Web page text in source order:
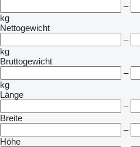
–
kg
Nettogewicht
–
kg
Bruttogewicht
–
kg
Länge
–
Breite
–
Höhe